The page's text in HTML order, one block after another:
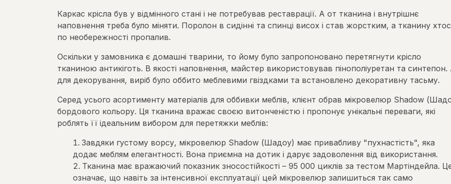
Каркас крісла був у відмінного стані і не потребував реставрації. А от тканина і внутрішнє
наповнення треба було міняти. Поролон в сидінні та спинці висох і став жорстким, а тканину
по необережності пропалив.
Оскільки у замовника є домашні тварини, то йому було запропоновано перетягнути крісло
тканиною антикіготь. В якості наповнення, майстер використовував пінополіуретан та синтепон.
для декорування, виріб було оббито меблевими гвіздками та встановлено декоративну тасьму.
Серед усього асортименту матеріалів для оббивки меблів, клієнт обрав мікровелюр Shadow
бордового кольору. Ця тканина вражає своєю витонченістю і пропонує унікальні переваги, які
роблять її ідеальним вибором для перетяжки меблів:
Завдяки густому ворсу, мікровелюр Shadow (Шадоу) має привабливу "пухнастість", яка
додає меблям елегантності. Вона приємна на дотик і дарує задоволення від використання.
Тканина має вражаючий показник зносостійкості – 95 000 циклів за тестом Мартіндейла.
означає, що навіть за інтенсивної експлуатації цей мікровелюр залишиться так само